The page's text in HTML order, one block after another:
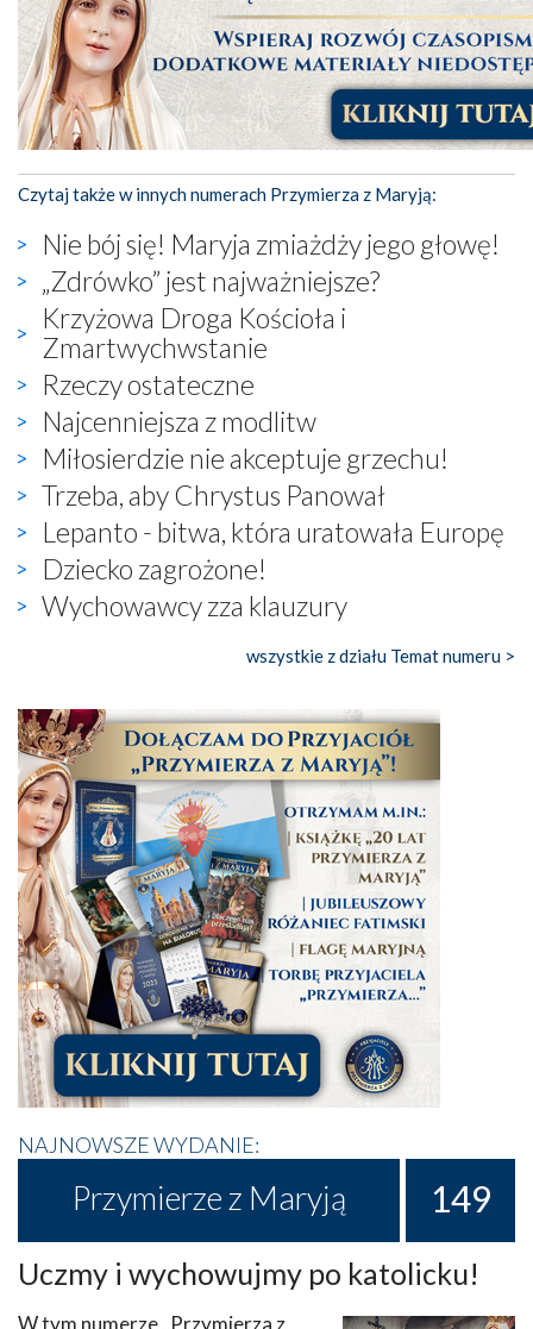
Czytaj także w innych numerach Przymierza z Maryją:
Nie bój się! Maryja zmiażdży jego głowę!
„Zdrówko” jest najważniejsze?
Krzyżowa Droga Kościoła i
Zmartwychwstanie
Rzeczy ostateczne
Najcenniejsza z modlitw
Miłosierdzie nie akceptuje grzechu!
Trzeba, aby Chrystus Panował
Lepanto - bitwa, która uratowała Europę
Dziecko zagrożone!
Wychowawcy zza klauzury
wszystkie z działu Temat numeru >
NAJNOWSZE WYDANIE:
Przymierze z Maryją 149
Uczmy i wychowujmy po katolicku!
W tym numerze „Przymierza z